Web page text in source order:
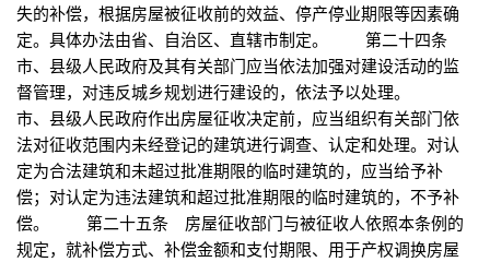
失的补偿，根据房屋被征收前的效益、停产停业期限等因素确
定。具体办法由省、自治区、直辖市制定。 第二十四条
市、县级人民政府及其有关部门应当依法加强对建设活动的监
督管理，对违反城乡规划进行建设的，依法予以处理。
市、县级人民政府作出房屋征收决定前，应当组织有关部门依
法对征收范围内未经登记的建筑进行调查、认定和处理。对认
定为合法建筑和未超过批准期限的临时建筑的，应当给予补
偿；对认定为违法建筑和超过批准期限的临时建筑的，不予补
偿。 第二十五条 房屋征收部门与被征收人依照本条例的
规定，就补偿方式、补偿金额和支付期限、用于产权调换房屋